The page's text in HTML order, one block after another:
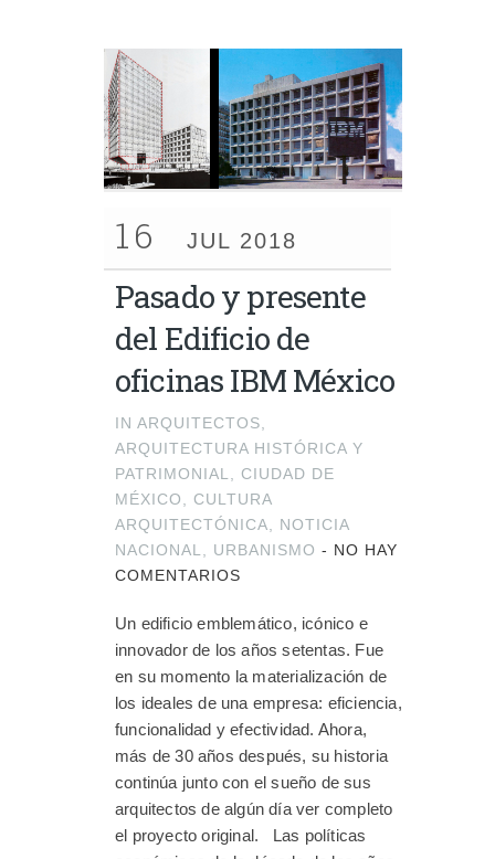
16 JUL 2018
Pasado y presente
del Edificio de
oficinas IBM México
IN ARQUITECTOS,
ARQUITECTURA HISTÓRICA Y
PATRIMONIAL, CIUDAD DE
MÉXICO, CULTURA
ARQUITECTÓNICA, NOTICIA
NACIONAL, URBANISMO - NO HAY
COMENTARIOS
Un edificio emblemático, icónico e
innovador de los años setentas. Fue
en su momento la materialización de
los ideales de una empresa: eficiencia,
funcionalidad y efectividad. Ahora,
más de 30 años después, su historia
continúa junto con el sueño de sus
arquitectos de algún día ver completo
el proyecto original. Las políticas